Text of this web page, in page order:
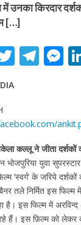
में उनका किरदार
[…]
T
itt
er
T
gr
a
m
M
e
n
g
कल्लू ने जीता दर्शकों
भोजपुरिया युवा
’स्वर्ग’ के जरिये
तले निर्मित इस फिल्म
है। इस फिल्म में
हैं। इस फ़िल्म को लेकर